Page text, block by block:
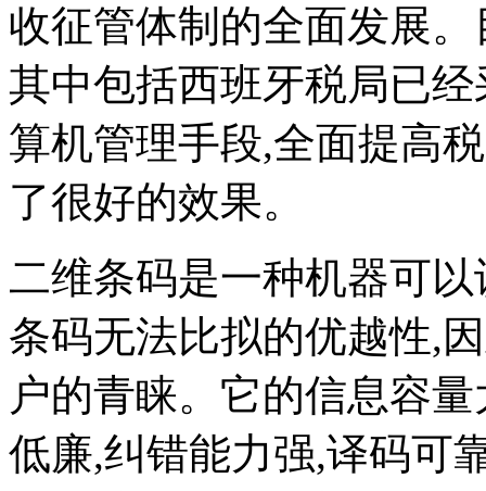
收征管体制的全面发展
其中包括西班牙税局已
算机管理手段,全面提高
了很好的效果。
二维条码是一种机器可
条码无法比拟的优越性,
户的青睐。它的信息容
低廉,纠错能力强,译码可